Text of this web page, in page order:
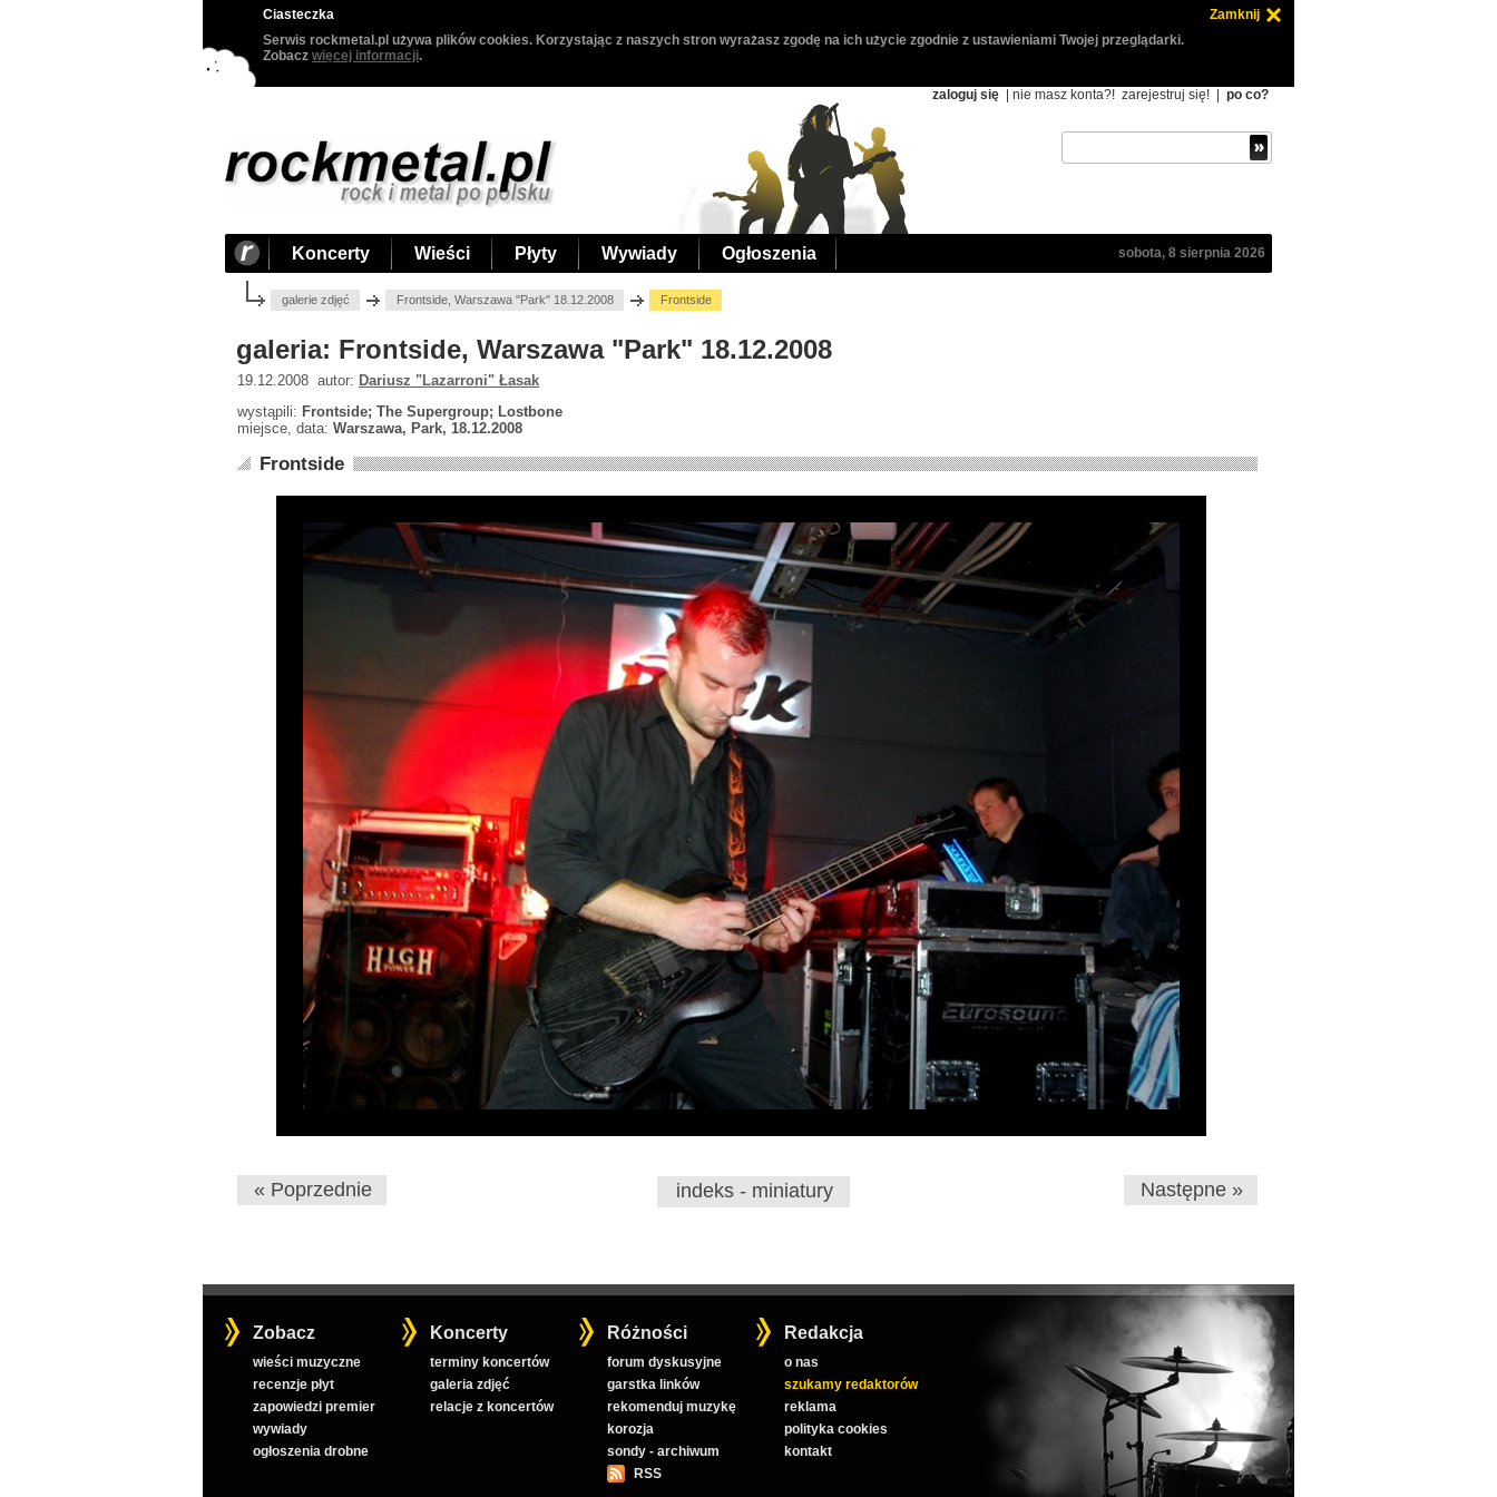
Ciasteczka
Zamknij
Serwis rockmetal.pl używa plików cookies. Korzystając z naszych stron wyrażasz zgodę na ich użycie zgodnie z ustawieniami Twojej przeglądarki.
Zobacz więcej informacji.
zaloguj się | nie masz konta?! zarejestruj się! po co?
Koncerty Wieści Płyty Wywiady Ogłoszenia sobota, 8 sierpnia 2026
galerie zdjęć Frontside, Warszawa "Park" 18.12.2008 Frontside
galeria: Frontside, Warszawa "Park" 18.12.2008
19.12.2008 autor: Dariusz "Lazarroni" Łasak
wystąpili: Frontside; The Supergroup; Lostbone
miejsce, data: Warszawa, Park, 18.12.2008
Frontside
« Poprzednie indeks - miniatury Następne »
Zobacz
wieści muzyczne
recenzje płyt
zapowiedzi premier
wywiady
ogłoszenia drobne
Koncerty
terminy koncertów
galeria zdjęć
relacje z koncertów
Różności
forum dyskusyjne
garstka linków
rekomenduj muzykę
korozja
sondy - archiwum
RSS
Redakcja
o nas
szukamy redaktorów
reklama
polityka cookies
kontakt